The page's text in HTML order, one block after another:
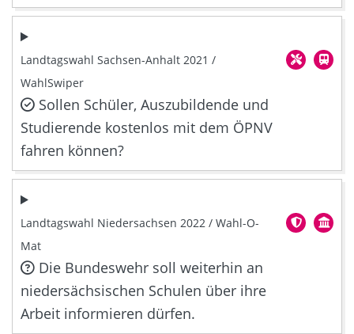
Landtagswahl Sachsen-Anhalt 2021 /
WahlSwiper
Sollen Schüler, Auszubildende und
Studierende kostenlos mit dem ÖPNV
fahren können?
Landtagswahl Niedersachsen 2022 / Wahl-O-
Mat
Die Bundeswehr soll weiterhin an
niedersächsischen Schulen über ihre
Arbeit informieren dürfen.